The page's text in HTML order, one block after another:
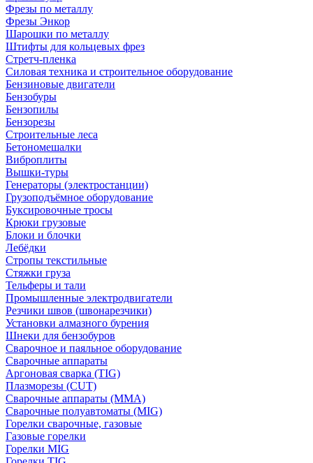
Фрезы по металлу
Фрезы Энкор
Шарошки по металлу
Штифты для кольцевых фрез
Стретч-пленка
Силовая техника и строительное оборудование
Бензиновые двигатели
Бензобуры
Бензопилы
Бензорезы
Строительные леса
Бетономешалки
Виброплиты
Вышки-туры
Генераторы (электростанции)
Грузоподъёмное оборудование
Буксировочные тросы
Крюки грузовые
Блоки и блочки
Лебёдки
Стропы текстильные
Стяжки груза
Тельферы и тали
Промышленные электродвигатели
Резчики швов (швонарезчики)
Установки алмазного бурения
Шнеки для бензобуров
Сварочное и паяльное оборудование
Сварочные аппараты
Аргоновая сварка (TIG)
Плазморезы (CUT)
Сварочные аппараты (MMA)
Сварочные полуавтоматы (MIG)
Горелки сварочные, газовые
Газовые горелки
Горелки MIG